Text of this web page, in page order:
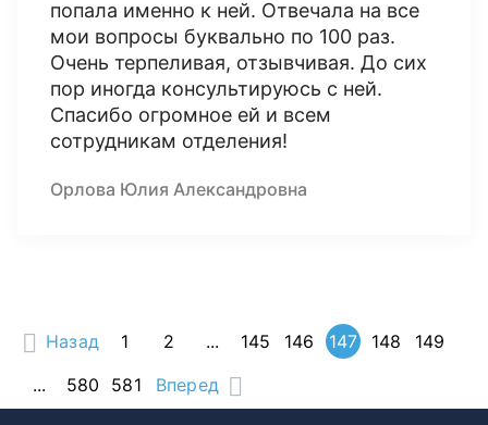
попала именно к ней. Отвечала на все
мои вопросы буквально по 100 раз.
Очень терпеливая, отзывчивая. До сих
пор иногда консультируюсь с ней.
Спасибо огромное ей и всем
сотрудникам отделения!
Орлова Юлия Александровна
Назад 1 2 ... 145 146 147 148
149
...
580 581 Вперед